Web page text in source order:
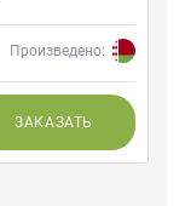
Произведено:
ЗАКАЗАТЬ